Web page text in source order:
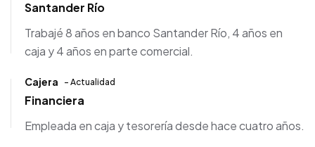
Santander Río
Trabajé 8 años en banco Santander Río, 4 años en
caja y 4 años en parte comercial.
Cajera - Actualidad
Financiera
Empleada en caja y tesorería desde hace cuatro años.